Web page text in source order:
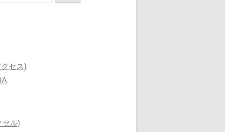
セス)
セル)